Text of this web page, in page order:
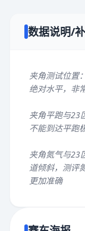
数据说明/
夹角测试位置
绝对水平，非
夹角平跑与23
不能到达平跑
夹角氮气与23
道倾斜，测评
更加准确